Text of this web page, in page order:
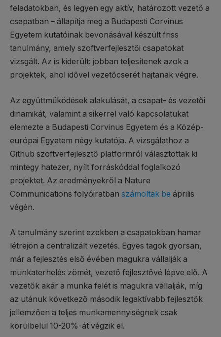
feladatokban, és legyen egy aktív, határozott vezető a
csapatban – állapítja meg a Budapesti Corvinus
Egyetem kutatóinak bevonásával készült friss
tanulmány, amely szoftverfejlesztői csapatokat
vizsgált. Az is kiderült: jobban teljesítenek azok a
projektek, ahol idővel vezetőcserét hajtanak végre.
Az együttműködések alakulását, a csapat- és vezetői
dinamikát, valamint a sikerrel való kapcsolatukat
elemezte a Budapesti Corvinus Egyetem és a Közép-
európai Egyetem négy kutatója. A vizsgálathoz a
Github szoftverfejlesztő platformról választottak ki
mintegy hatezer, nyílt forráskóddal foglalkozó
projektet. Az eredményekről a Nature
Communications folyóiratban számoltak be április
végén.
A tanulmány szerint ezekben a csapatokban hamar
létrejön a centralizált vezetés. Egyes tagok gyorsan,
már a fejlesztés első évében magukra vállalják a
munkaterhelés zömét, vezető fejlesztővé lépve elő. A
vezetők akár a munka felét is magukra vállalják, míg
az utánuk következő második legaktívabb fejlesztők
jellemzően a teljes munkamennyiségnek csak
körülbelül 10-20%-át végzik el.